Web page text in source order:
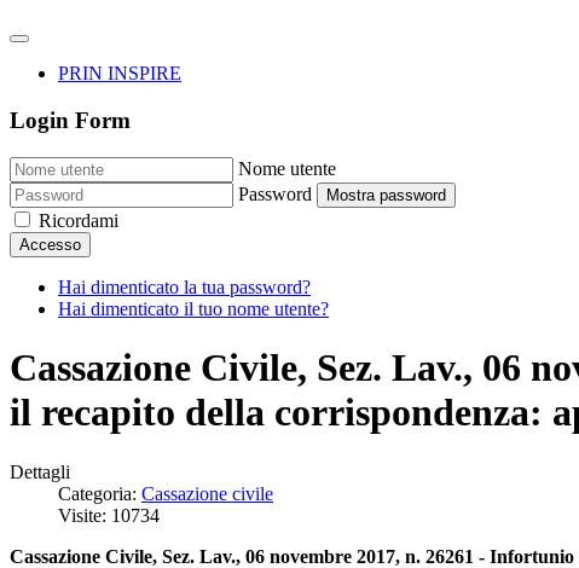
PRIN INSPIRE
Login Form
Nome utente
Password
Mostra password
Ricordami
Accesso
Hai dimenticato la tua password?
Hai dimenticato il tuo nome utente?
Cassazione Civile, Sez. Lav., 06
il recapito della corrispondenza:
Dettagli
Categoria: Cassazione civile
Visite: 10734
Cassazione Civile, Sez. Lav., 06 novembre 2017, n. 26261 -